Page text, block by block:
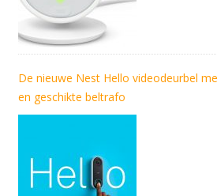
De nieuwe Nest Hello videodeurbel
en geschikte beltrafo